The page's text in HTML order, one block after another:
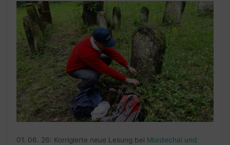
01. 06. 26: Korrigierte neue Lesung bei Mordechai und